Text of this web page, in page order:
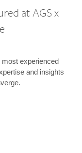
at AGS x
most experienced
and insights